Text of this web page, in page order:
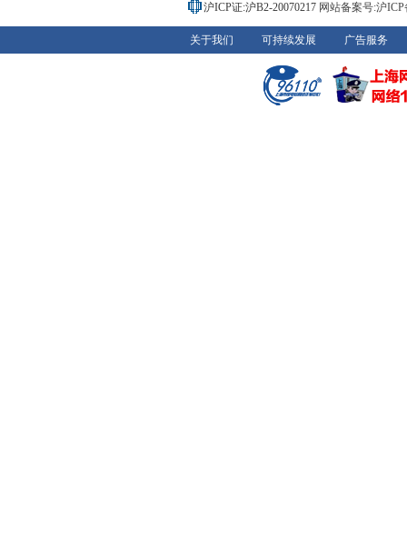
沪ICP证:沪B2-20070217 网站备案号:沪
关于我们 可持续发展 广告服务